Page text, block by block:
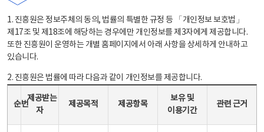
1. 진흥원은 정보주체의 동의, 법률의 특별한 규정 등 「개인정보 보호법」
제17조 및 제18조에 해당하는 경우에만 개인정보를 제3자에게 제공합니다.
또한 진흥원이 운영하는 개별 홈페이지에서 아래 사항을 상세하게 안내하고
있습니다.
2. 진흥원은 법률에 따라 다음과 같이 개인정보를 제공합니다.
순번
제공받는
자
제공목적 제공항목
보유 및
이용기간
관련 근거